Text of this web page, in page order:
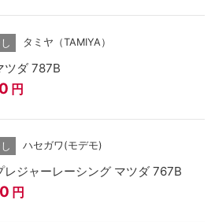
タミヤ（TAMIYA）
ツダ 787B
円
ハセガワ(モデモ)
レジャーレーシング マツダ 767B
円